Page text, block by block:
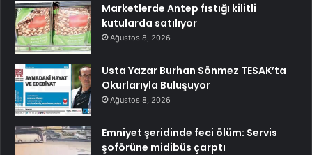
Marketlerde Antep fıstığı kilitli
kutularda satılıyor
Ağustos 8, 2026
Usta Yazar Burhan Sönmez TESAK’ta
Okurlarıyla Buluşuyor
Ağustos 8, 2026
Emniyet şeridinde feci ölüm: Servis
şoförüne midibüs çarptı